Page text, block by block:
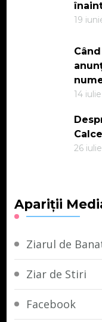
19
14
26
Apariții
Ziarul de
Ziar de Stiri
Facebook